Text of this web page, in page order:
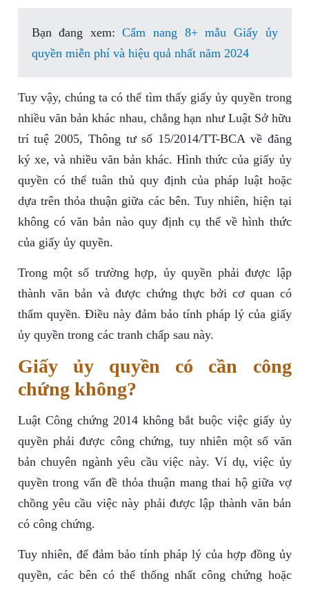
Bạn đang xem:Cẩm nang 8+ mẫu Giấy ủy
quyền miễn phí và hiệu quả nhất năm 2024
Tuy vậy, chúng ta có thể tìm thấy giấy ủy quyền trong
nhiều văn bản khác nhau, chẳng hạn như Luật Sở hữu
trí tuệ 2005, Thông tư số 15/2014/TT-BCA về đăng
ký xe, và nhiều văn bản khác. Hình thức của giấy ủy
quyền có thể tuân thủ quy định của pháp luật hoặc
dựa trên thỏa thuận giữa các bên. Tuy nhiên, hiện tại
không có văn bản nào quy định cụ thể về hình thức
của giấy ủy quyền.
Trong một số trường hợp, ủy quyền phải được lập
thành văn bản và được chứng thực bởi cơ quan có
thẩm quyền. Điều này đảm bảo tính pháp lý của giấy
ủy quyền trong các tranh chấp sau này.
Giấy ủy quyền có cần công
chứng không?
Luật Công chứng 2014 không bắt buộc việc giấy ủy
quyền phải được công chứng, tuy nhiên một số văn
bản chuyên ngành yêu cầu việc này. Ví dụ, việc ủy
quyền trong vấn đề thỏa thuận mang thai hộ giữa vợ
chồng yêu cầu việc này phải được lập thành văn bản
có công chứng.
Tuy nhiên, để đảm bảo tính pháp lý của hợp đồng ủy
quyền, các bên có thể thống nhất công chứng hoặc